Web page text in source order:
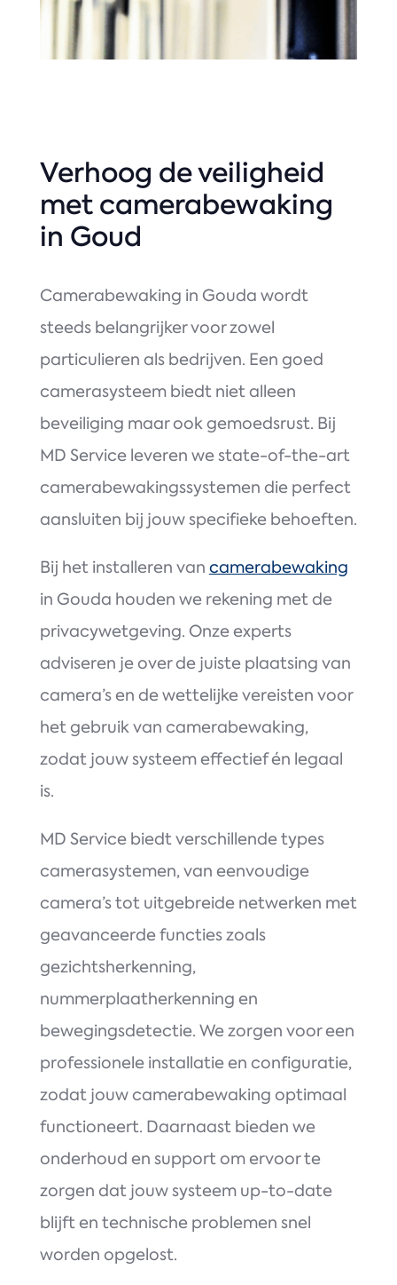
Verhoog de veiligheid
met camerabewaking
in Goud
Camerabewaking in Gouda wordt
steeds belangrijker voor zowel
particulieren als bedrijven. Een goed
camerasysteem biedt niet alleen
beveiliging maar ook gemoedsrust. Bij
MD Service leveren we state-of-the-art
camerabewakingssystemen die perfect
aansluiten bij jouw specifieke behoeften.
Bij het installeren van camerabewaking
in Gouda houden we rekening met de
privacywetgeving. Onze experts
adviseren je over de juiste plaatsing van
camera’s en de wettelijke vereisten voor
het gebruik van camerabewaking,
zodat jouw systeem effectief én legaal
is.
MD Service biedt verschillende types
camerasystemen, van eenvoudige
camera’s tot uitgebreide netwerken met
geavanceerde functies zoals
gezichtsherkenning,
nummerplaatherkenning en
bewegingsdetectie. We zorgen voor een
professionele installatie en configuratie,
zodat jouw camerabewaking optimaal
functioneert. Daarnaast bieden we
onderhoud en support om ervoor te
zorgen dat jouw systeem up-to-date
blijft en technische problemen snel
worden opgelost.